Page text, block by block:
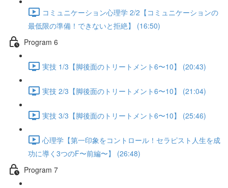
コミュニケーション心理学 2/2【コミュニケーションの
最低限の準備！できないと拒絶】 (16:50)
Program 6
実技 1/3【脚後面のトリートメント6〜10】 (20:43)
実技 2/3【脚後面のトリートメント6〜10】 (21:04)
実技 3/3【脚後面のトリートメント6〜10】 (25:46)
心理学【第一印象をコントロール！セラピスト人生を成
功に導く3つのF〜前編〜】 (26:48)
Program 7